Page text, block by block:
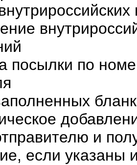
посылки по
и
если указаны